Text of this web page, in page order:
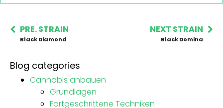
PRE. STRAIN
Black Diamond
NEXT STRAIN
Black Domina
Blog categories
Cannabis anbauen
Grundlagen
Fortgeschrittene Techniken